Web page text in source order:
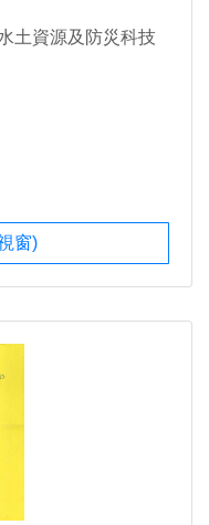
土資源及防災科技
窗)